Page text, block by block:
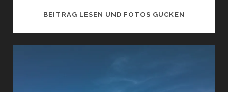
BEITRAG LESEN UND FOTOS GUCKEN